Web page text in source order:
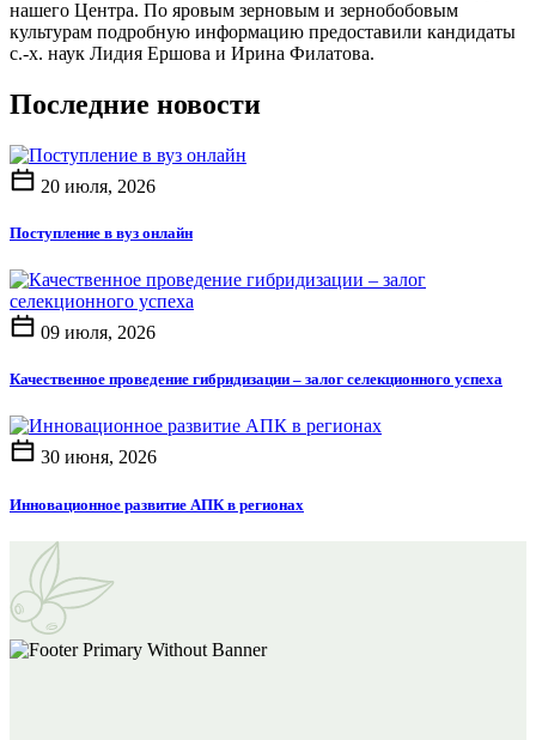
нашего Центра. По яровым зерновым и зернобобовым
культурам подробную информацию предоставили кандидаты
с.-х. наук Лидия Ершова и Ирина Филатова.
Последние новости
20 июля, 2026
Поступление в вуз онлайн
09 июля, 2026
Качественное проведение гибридизации – залог селекционного успеха
30 июня, 2026
Инновационное развитие АПК в регионах